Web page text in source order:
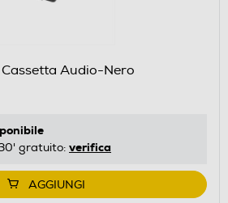
Audio-Nero
gratuito: verifica
AGGIUNGI